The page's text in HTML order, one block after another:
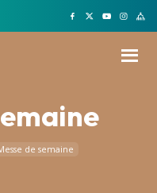
de semaine